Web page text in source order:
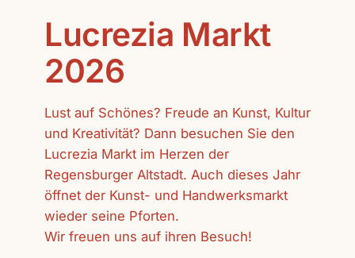
Lucrezia Markt
2026
Lust auf Schönes? Freude an Kunst, Kultur
und Kreativität? Dann besuchen Sie den
Lucrezia Markt im Herzen der
Regensburger Altstadt. Auch dieses Jahr
öffnet der Kunst- und Handwerksmarkt
wieder seine Pforten.
Wir freuen uns auf ihren Besuch!